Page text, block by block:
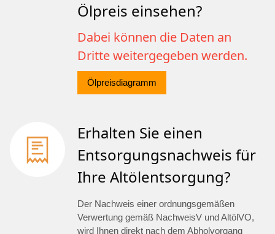
Ölpreis einsehen?
Dabei können die Daten an
Dritte weitergegeben werden.
Ölpreisdiagramm
Erhalten Sie einen
Entsorgungsnachweis für
Ihre Altölentsorgung?
Der Nachweis einer ordnungsgemäßen
Verwertung gemäß NachweisV und AltölVO,
wird Ihnen direkt nach dem Abholvorgang